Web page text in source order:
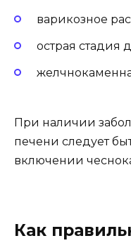
варикозное
острая стадия
При наличии
печени следует
включении
Как